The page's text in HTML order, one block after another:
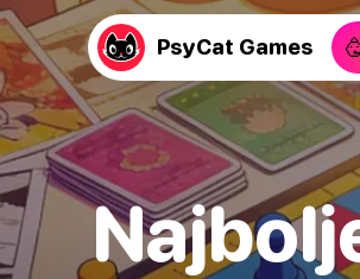
PsyCat Games